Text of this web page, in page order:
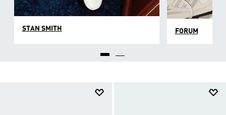
STAN SMITH FORUM